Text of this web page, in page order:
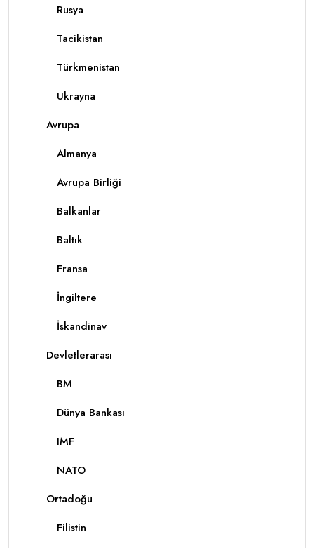
Rusya
Tacikistan
Türkmenistan
Ukrayna
Avrupa
Almanya
Avrupa Birliği
Balkanlar
Baltık
Fransa
İngiltere
İskandinav
Devletlerarası
BM
Dünya Bankası
IMF
NATO
Ortadoğu
Filistin